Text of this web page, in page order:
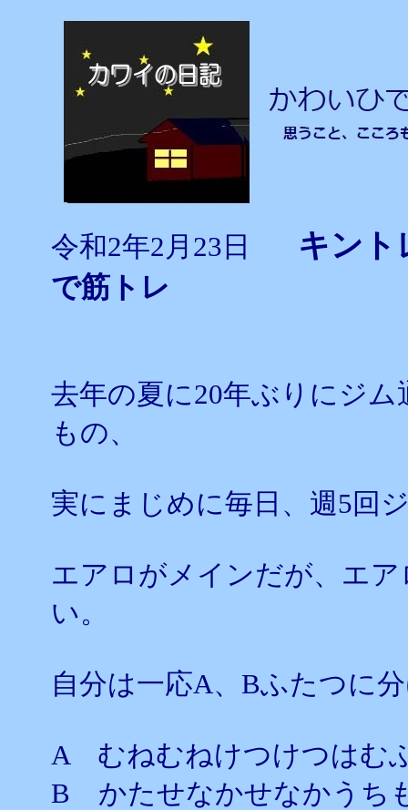
令和2年2月23日 キン
で筋トレ
去年の夏に20年ぶりにジ
もの、
実にまじめに毎日、週5回
エアロがメインだが、エ
い。
自分は一応A、Bふたつに
A むねむねけつけつはむ
B かたせなかせなかうち